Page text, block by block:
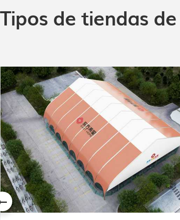
Tipos de tiendas